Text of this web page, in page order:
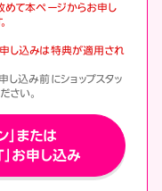
めて本ページからお申し
し込みは特典が適用され
込み前にショップスタッ
さい。
または
お申し込み